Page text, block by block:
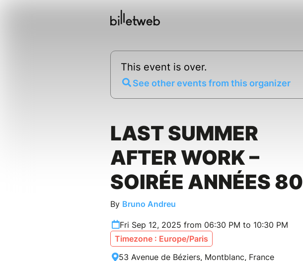
This event is over.
See other events from this organizer
LAST SUMMER
AFTER WORK –
SOIRÉE ANNÉES 80
By Bruno Andreu
Fri Sep 12, 2025 from 06:30 PM to 10:30 PM
Timezone : Europe/Paris
53 Avenue de Béziers, Montblanc, France